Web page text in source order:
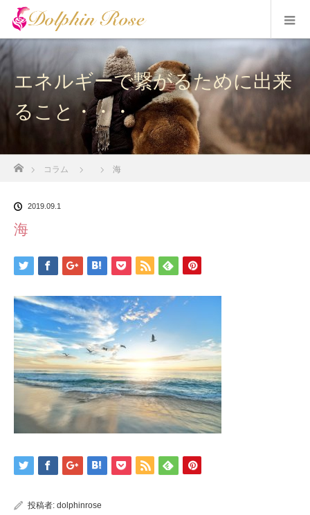
エネルギーで繋がるために出来
ること・・・
コラム 海
2019.09.1
海
投稿者: dolphinrose